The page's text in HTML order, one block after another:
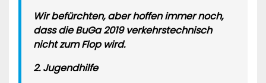
Wir befürchten, aber hoffen immer noch,
dass die BuGa 2019 verkehrstechnisch
nicht zum Flop wird.
2. Jugendhilfe